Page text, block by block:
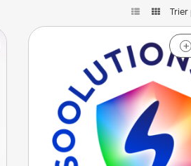
Trier
+